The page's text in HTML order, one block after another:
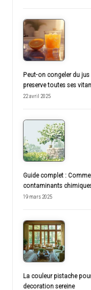
Peut-on congeler du jus
preserve toutes ses
22 avril 2025
Guide complet :
contaminants
19 mars 2025
La couleur pistache
decoration sereine